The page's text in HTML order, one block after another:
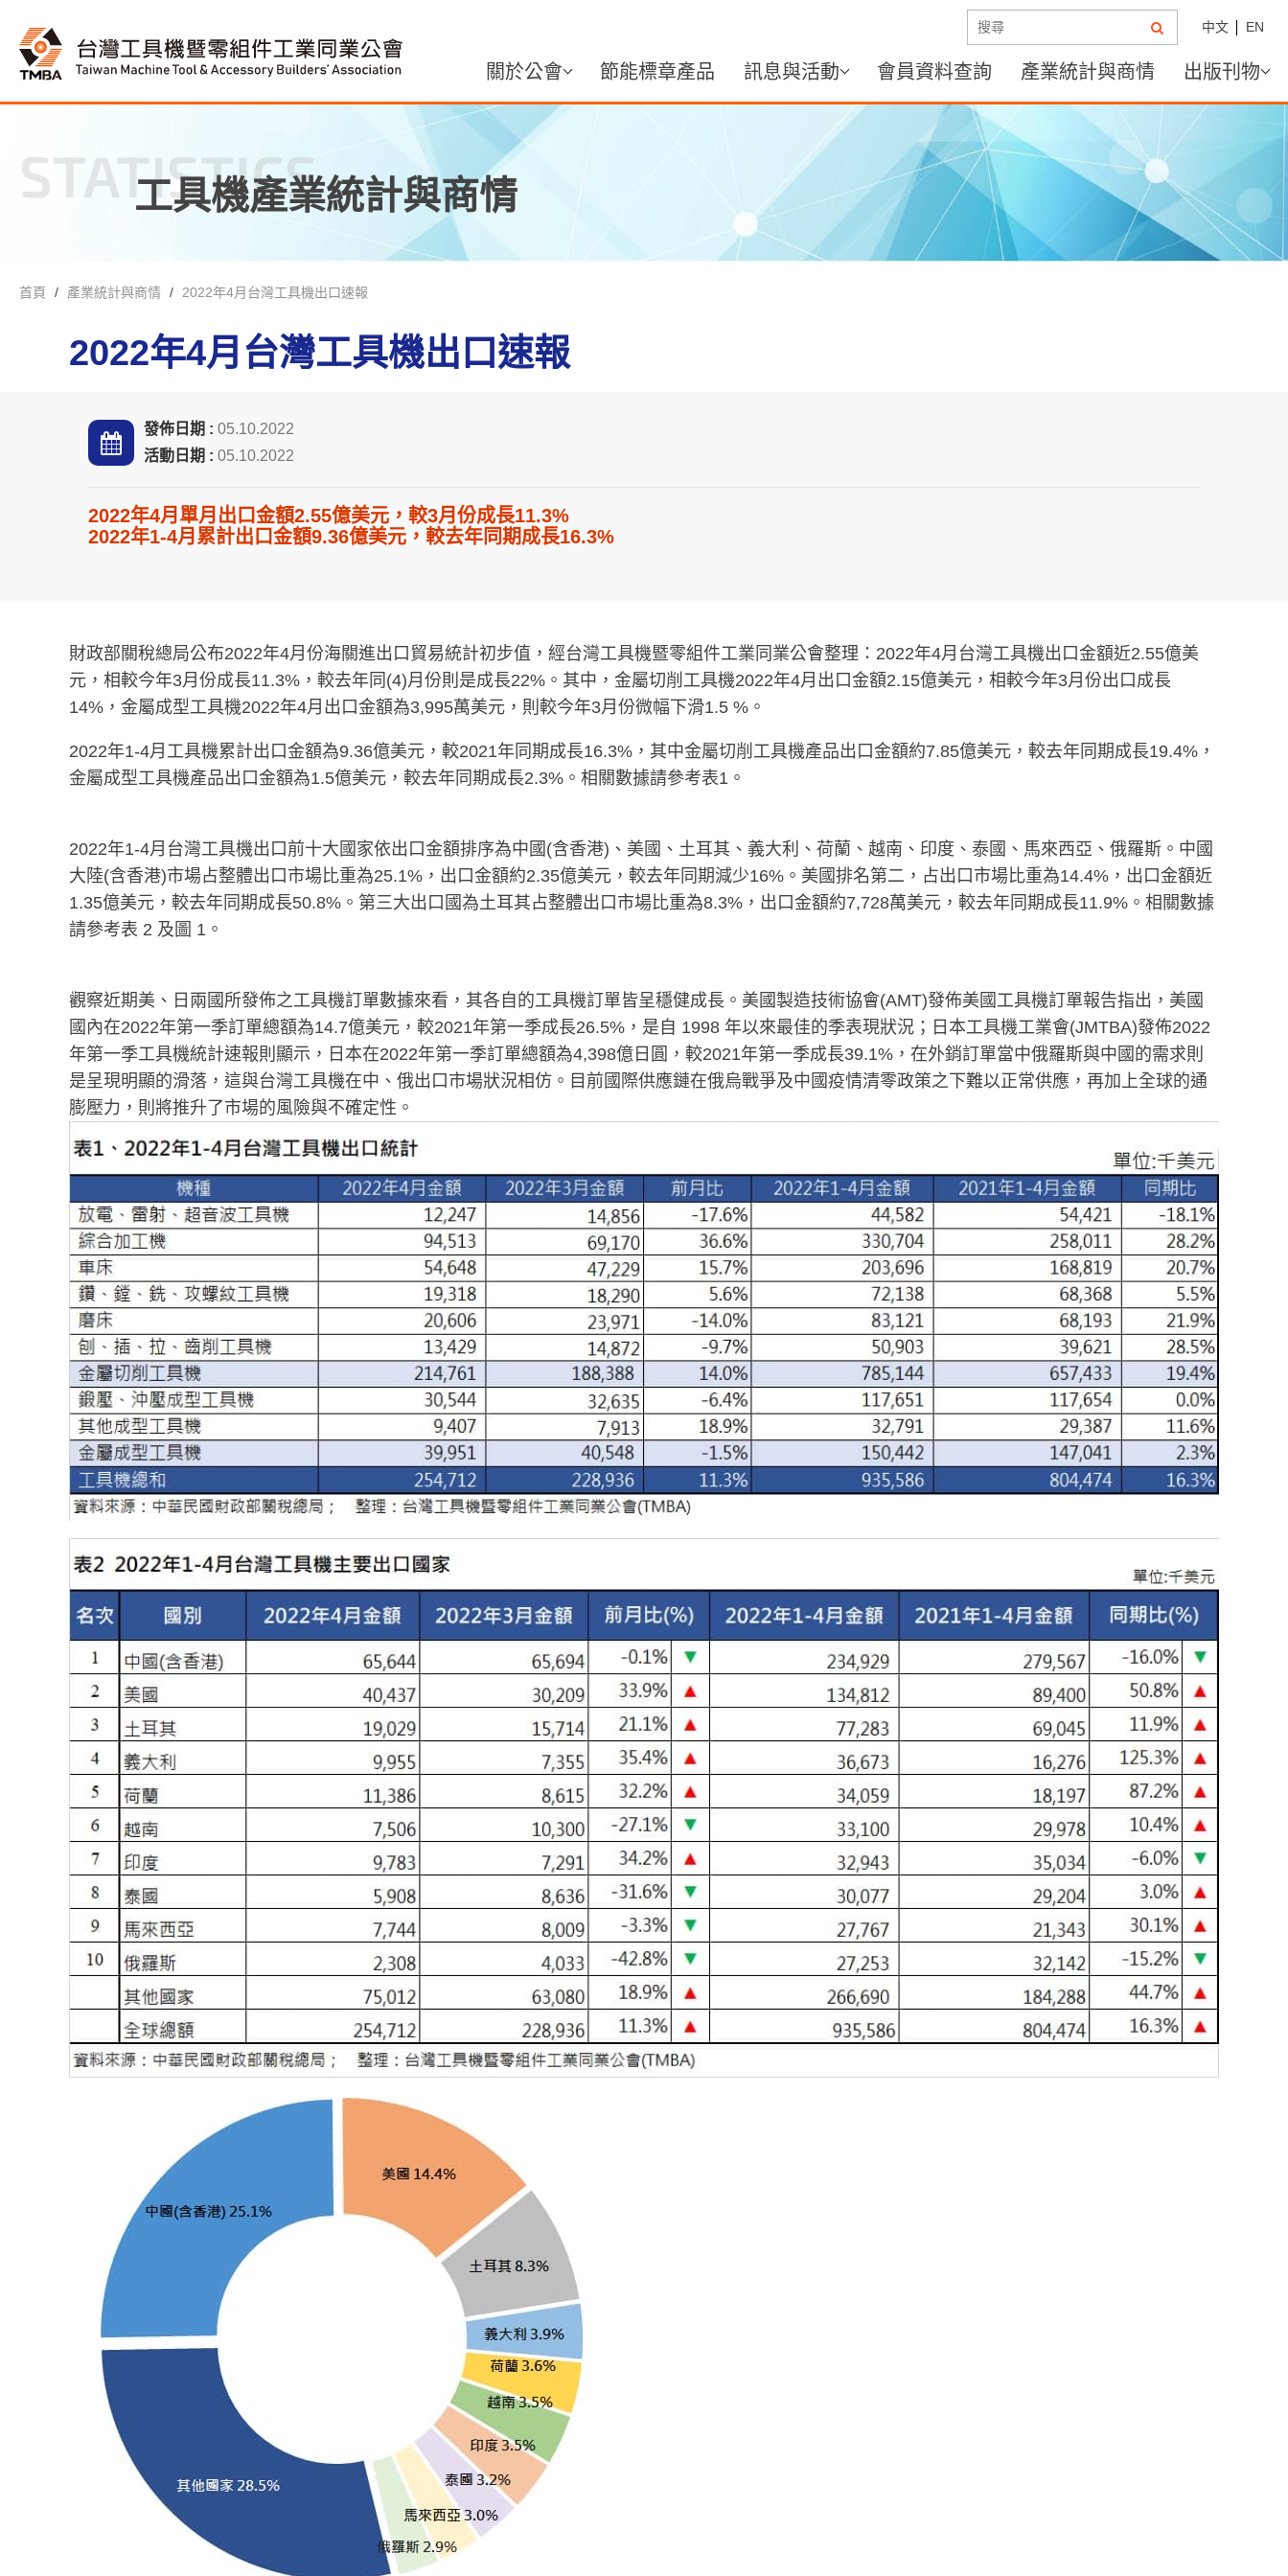
中文 EN
關於公會 節能標章產品 訊息與活動 會員資料查詢 產業統計與商情 出版刊物
STATISTICS
工具機產業統計與商情
首頁 產業統計與商情 2022年4月台灣工具機出口速報
2022年4月台灣工具機出口速報
發佈日期 : 05.10.2022
活動日期 : 05.10.2022
2022年4月單月出口金額2.55億美元，較3月份成長11.3%
2022年1-4月累計出口金額9.36億美元，較去年同期成長16.3%
財政部關稅總局公布2022年4月份海關進出口貿易統計初步值，經台灣工具機暨零組件工業同業公會整理：2022年4月台灣工具機出口金額近2.55億美
元，相較今年3月份成長11.3%，較去年同(4)月份則是成長22%。其中，金屬切削工具機2022年4月出口金額2.15億美元，相較今年3月份出口成長
14%，金屬成型工具機2022年4月出口金額為3,995萬美元，則較今年3月份微幅下滑1.5 %。
2022年1-4月工具機累計出口金額為9.36億美元，較2021年同期成長16.3%，其中金屬切削工具機產品出口金額約7.85億美元，較去年同期成長19.4%，
金屬成型工具機產品出口金額為1.5億美元，較去年同期成長2.3%。相關數據請參考表1。
2022年1-4月台灣工具機出口前十大國家依出口金額排序為中國(含香港)、美國、土耳其、義大利、荷蘭、越南、印度、泰國、馬來西亞、俄羅斯。中國
大陸(含香港)市場占整體出口市場比重為25.1%，出口金額約2.35億美元，較去年同期減少16%。美國排名第二，占出口市場比重為14.4%，出口金額近
1.35億美元，較去年同期成長50.8%。第三大出口國為土耳其占整體出口市場比重為8.3%，出口金額約7,728萬美元，較去年同期成長11.9%。相關數據
請參考表 2 及圖 1。
觀察近期美、日兩國所發佈之工具機訂單數據來看，其各自的工具機訂單皆呈穩健成長。美國製造技術協會(AMT)發佈美國工具機訂單報告指出，美國
國內在2022年第一季訂單總額為14.7億美元，較2021年第一季成長26.5%，是自 1998 年以來最佳的季表現狀況；日本工具機工業會(JMTBA)發佈2022
年第一季工具機統計速報則顯示，日本在2022年第一季訂單總額為4,398億日圓，較2021年第一季成長39.1%，在外銷訂單當中俄羅斯與中國的需求則
是呈現明顯的滑落，這與台灣工具機在中、俄出口市場狀況相仿。目前國際供應鏈在俄烏戰爭及中國疫情清零政策之下難以正常供應，再加上全球的通
膨壓力，則將推升了市場的風險與不確定性。